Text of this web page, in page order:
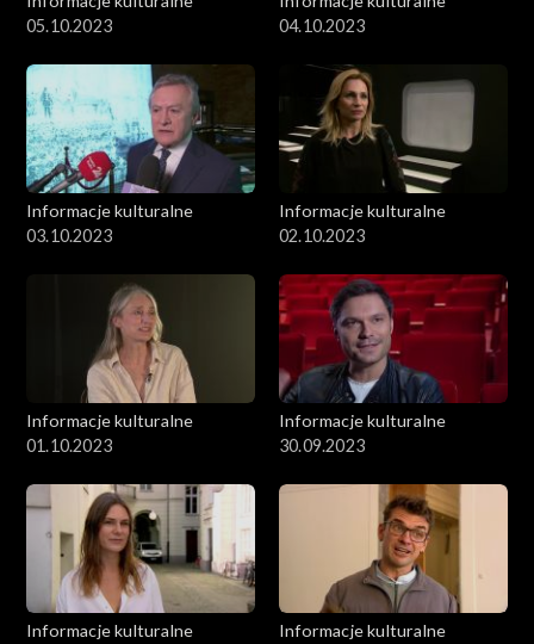
05.10.2023
04.10.2023
Informacje kulturalne
03.10.2023
Informacje kulturalne
02.10.2023
Informacje kulturalne
01.10.2023
Informacje kulturalne
30.09.2023
Informacje kulturalne
Informacje kulturalne